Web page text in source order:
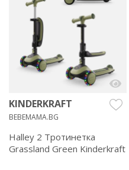
KINDERKRAFT
BEBEMAMA.BG
Halley 2 Тротинетка
Grassland Green Kinderkraft